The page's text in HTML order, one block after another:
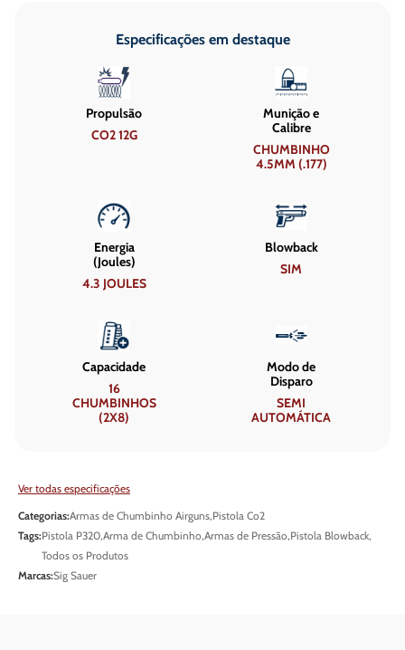
Especificações em destaque
Propulsão
CO2 12G
Munição e
Calibre
CHUMBINHO
4.5MM (.177)
Energia
(Joules)
4.3 JOULES
Blowback
SIM
Capacidade
16
CHUMBINHOS
(2X8)
Modo de
Disparo
SEMI
AUTOMÁTICA
Ver todas especificações
Categorias:Armas de Chumbinho Airguns,Pistola Co2
Tags:Pistola P320,Arma de Chumbinho,Armas de Pressão,Pistola Blowback,
Todos os Produtos
Marcas:Sig Sauer